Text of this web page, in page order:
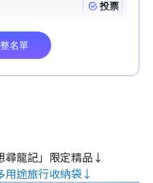
尋龍記」限定精品↓
用途旅行收納袋↓